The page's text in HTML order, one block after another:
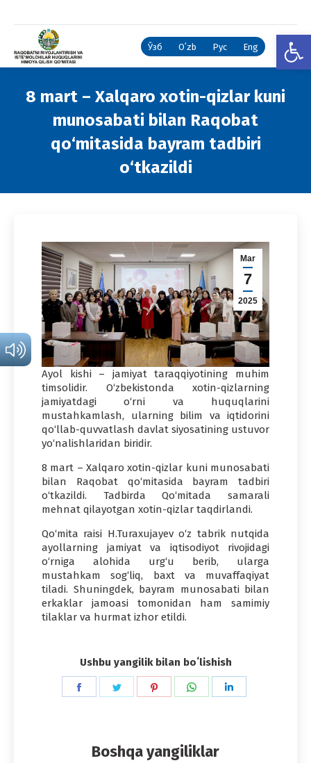
Ўзб Oʻzb Рус Eng
8 mart – Xalqaro xotin-qizlar kuni
munosabati bilan Raqobat
qo‘mitasida bayram tadbiri
o‘tkazildi
Mar
7
2025
Ayol kishi – jamiyat taraqqiyotining muhim
timsolidir. O‘zbekistonda xotin-qizlarning
jamiyatdagi o‘rni va huquqlarini
mustahkamlash, ularning bilim va iqtidorini
qo‘llab-quvvatlash davlat siyosatining ustuvor
yo‘nalishlaridan biridir.
8 mart – Xalqaro xotin-qizlar kuni munosabati
bilan Raqobat qo‘mitasida bayram tadbiri
o‘tkazildi. Tadbirda Qo‘mitada samarali
mehnat qilayotgan xotin-qizlar taqdirlandi.
Qo‘mita raisi H.Turaxujayev o‘z tabrik nutqida
ayollarning jamiyat va iqtisodiyot rivojidagi
o‘rniga alohida urg‘u berib, ularga
mustahkam sog‘liq, baxt va muvaffaqiyat
tiladi. Shuningdek, bayram munosabati bilan
erkaklar jamoasi tomonidan ham samimiy
tilaklar va hurmat izhor etildi.
Ushbu yangilik bilan boʻlishish
Share
Share
Share
Share
Boshqa yangiliklar